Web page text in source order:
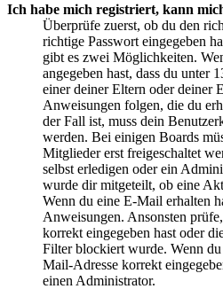
Ich habe mich registriert, kann
Überprüfe zuerst, ob du den
richtige Passwort eingegeben
gibt es zwei Möglichkeiten.
angegeben hast, dass du unter
einer deiner Eltern oder deiner
Anweisungen folgen, die du
der Fall ist, muss dein
werden. Bei einigen Boards
Mitglieder erst freigeschaltet
selbst erledigen oder ein
wurde dir mitgeteilt, ob eine
Wenn du eine E-Mail erhalten
Anweisungen. Ansonsten
korrekt eingegeben hast oder
Filter blockiert wurde. Wenn
Mail-Adresse korrekt
einen Administrator.